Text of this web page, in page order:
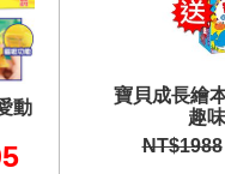
動
忍者兔百變磁
物】
定價 1200
寶貝成長繪
趣
NT$1988